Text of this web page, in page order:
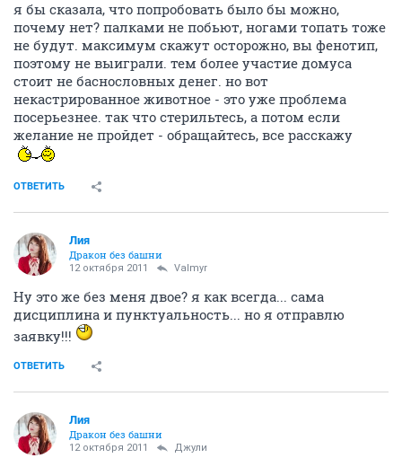
я бы сказала, что попробовать было бы можно,
почему нет? палками не побьют, ногами топать тоже
не будут. максимум скажут осторожно, вы фенотип,
поэтому не выиграли. тем более участие домуса
стоит не баснословных денег. но вот
некастрированное животное - это уже проблема
посерьезнее. так что стерильтесь, а потом если
желание не пройдет - обращайтесь, все расскажу
ОТВЕТИТЬ
Лия
Дракон без башни
12 октября 2011 Valmyr
Ну это же без меня двое? я как всегда... сама
дисциплина и пунктуальность... но я отправлю
заявку!!!
ОТВЕТИТЬ
Лия
Дракон без башни
12 октября 2011 Джули